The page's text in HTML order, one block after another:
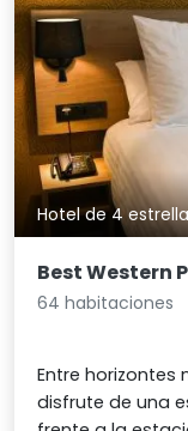
Hotel de 4
Best Western
64 habitaciones
Entre
disfrute de una